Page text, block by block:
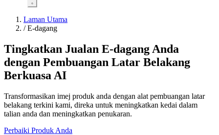
Laman Utama
/ E-dagang
Tingkatkan Jualan E-dagang Anda
dengan Pembuangan Latar Belakang
Berkuasa AI
Transformasikan imej produk anda dengan alat pembuangan latar
belakang terkini kami, direka untuk meningkatkan kedai dalam
talian anda dan meningkatkan penukaran.
Perbaiki Produk Anda